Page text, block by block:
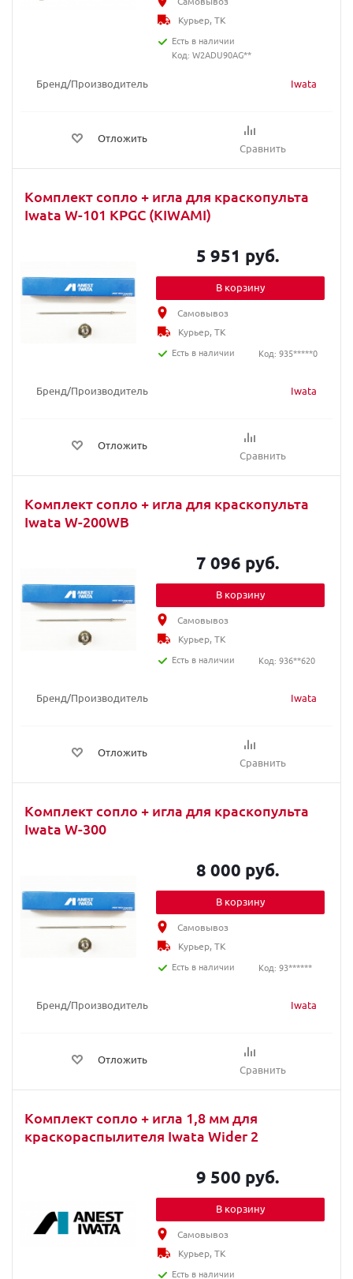
Бренд/Производитель Iwata
Отложить
Сравнить
Курьер, ТК
Есть в наличии
Код: W2ADU90AG**
Комплект сопло + игла для краскопультa
Iwata W-101 KPGC (KIWAMI)
Бренд/Производитель Iwata
Отложить
Сравнить
5 951 руб.
В корзину
Самовывоз
Курьер, ТК
Есть в наличии
Код: 935*****0
Комплект сопло + игла для краскопультa
Iwata W-200WB
Бренд/Производитель Iwata
Отложить
Сравнить
7 096 руб.
В корзину
Самовывоз
Курьер, ТК
Есть в наличии
Код: 936**620
Комплект сопло + игла для краскопультa
Iwata W-300
Бренд/Производитель Iwata
Отложить
Сравнить
8 000 руб.
В корзину
Самовывоз
Курьер, ТК
Есть в наличии
Код: 93******
Комплект сопло + игла 1,8 мм для
краскораспылителя Iwata Wider 2
9 500 руб.
В корзину
Самовывоз
Курьер, ТК
Есть в наличии